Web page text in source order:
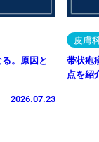
。原因と
2026.07.23
皮膚
帯状疱
点を紹